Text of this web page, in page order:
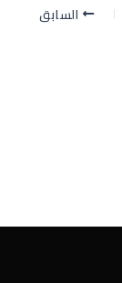
السابق